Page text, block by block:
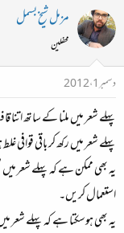
مزمل شیخ بسمل
محفلین
دسمبر 1، 2012
پہلے شعر میں ملنا کے ساتھ اتنا
پہلے شعر میں رکھ کر باقی قوافی
یہ بھی ممکن ہے کہ پہلے شعر میں
استعمال کریں۔
یہ بھی ہوسکتا ہے کہ پہلے شعر میں